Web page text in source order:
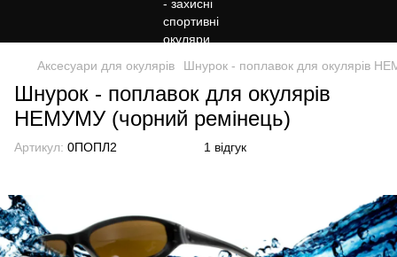
Аксесуари для окулярів Шнурок - поплавок для окулярів
Шнурок - поплавок для окулярів
НЕМУМУ (чорний ремінець)
Артикул: 0ПОПЛ2 1 відгук